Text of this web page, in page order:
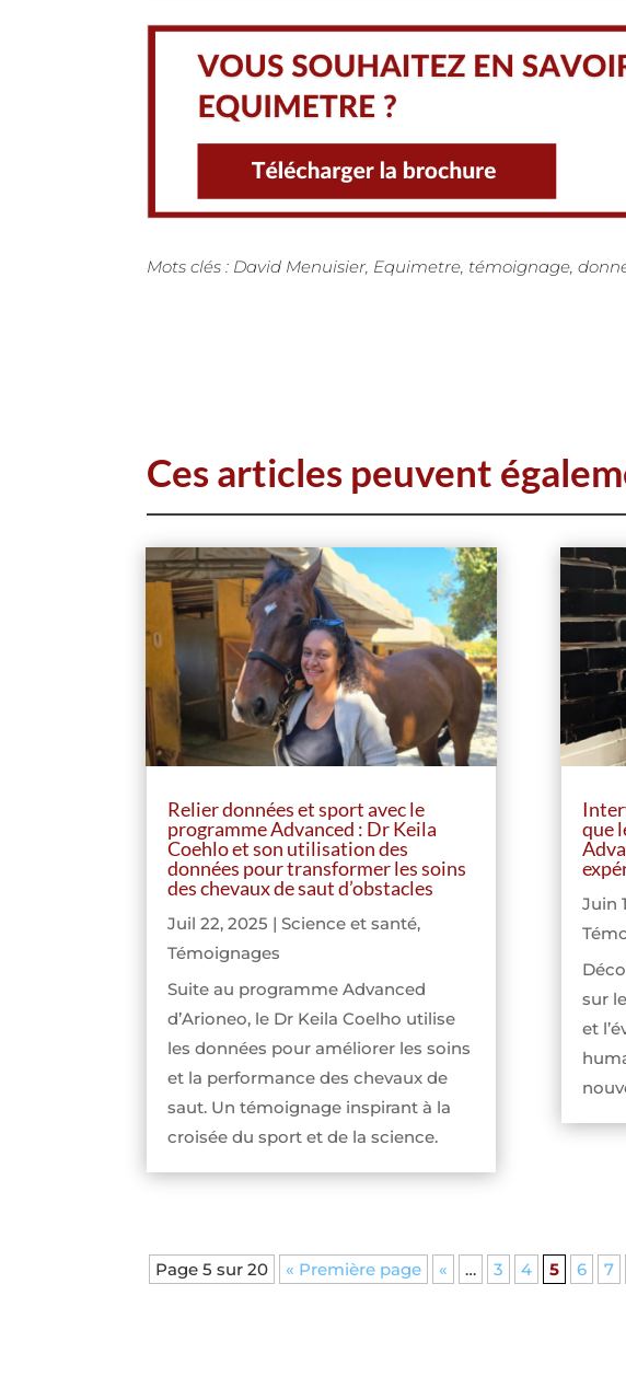
Mots clés : David Menuisier, Equimetre, témoignage,
Ces articles peuvent
Relier données et sport avec le
programme Advanced : Dr Keila
Coehlo et son utilisation des
données pour transformer les soins
des chevaux de saut d’obstacles
Juil 22, 2025 |Science et santé,
Témoignages
Suite au programme Advanced
d’Arioneo, le Dr Keila Coelho utilise
les données pour améliorer les soins
et la performance des chevaux de
saut. Un témoignage inspirant à la
croisée du sport et de la science.
que
Juin
sur
et
Page 5 sur 20 « Première page « … 3 4 5 6 7